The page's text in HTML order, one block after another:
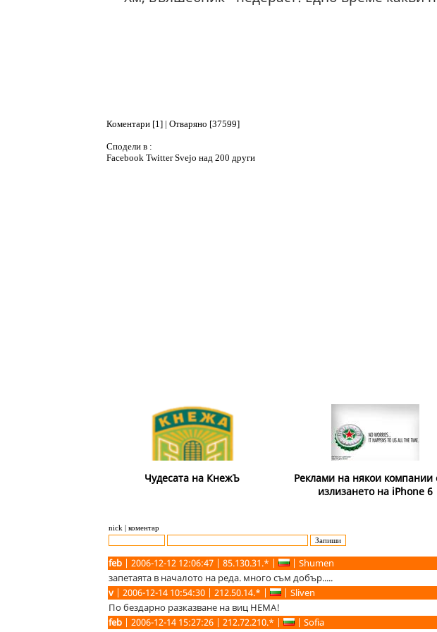
Коментари [1] | Отваряно [37599]
Сподели в :
Facebook TwitterSvejo над 200 други
Чудесата на КнежЪ
Реклами на някои компании
излизането на iPhone 6
nick | коментар
feb| 2006-12-12 12:06:47 | 85.130.31.* |
| Shumen
запетаята в началото на реда. много съм добър.....
v| 2006-12-14 10:54:30 | 212.50.14.* |
| Sliven
По бездарно разказване на виц НЕМА!
feb| 2006-12-14 15:27:26 | 212.72.210.* |
| Sofia